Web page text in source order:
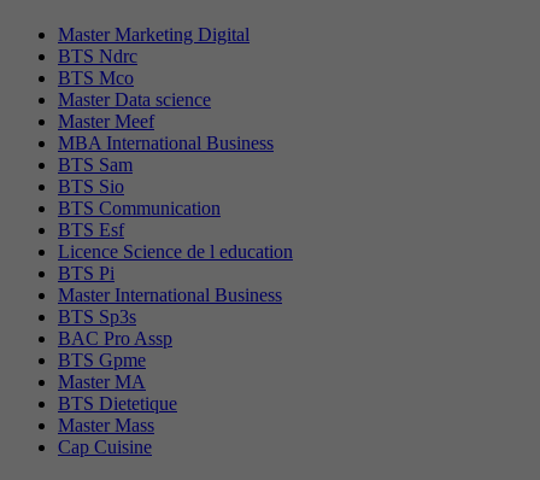
Master Marketing Digital
BTS Ndrc
BTS Mco
Master Data science
Master Meef
MBA International Business
BTS Sam
BTS Sio
BTS Communication
BTS Esf
Licence Science de l education
BTS Pi
Master International Business
BTS Sp3s
BAC Pro Assp
BTS Gpme
Master MA
BTS Dietetique
Master Mass
Cap Cuisine